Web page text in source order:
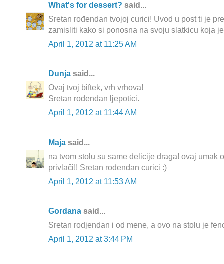
What's for dessert? said...
Sretan rođendan tvojoj curici! Uvod u post ti je
zamisliti kako si ponosna na svoju slatkicu koja
April 1, 2012 at 11:25 AM
Dunja said...
Ovaj tvoj biftek, vrh vrhova!
Sretan rođendan ljepotici.
April 1, 2012 at 11:44 AM
Maja said...
na tvom stolu su same delicije draga! ovaj umak
privlači!! Sretan rođendan curici :)
April 1, 2012 at 11:53 AM
Gordana said...
Sretan rodjendan i od mene, a ovo na stolu je
April 1, 2012 at 3:44 PM